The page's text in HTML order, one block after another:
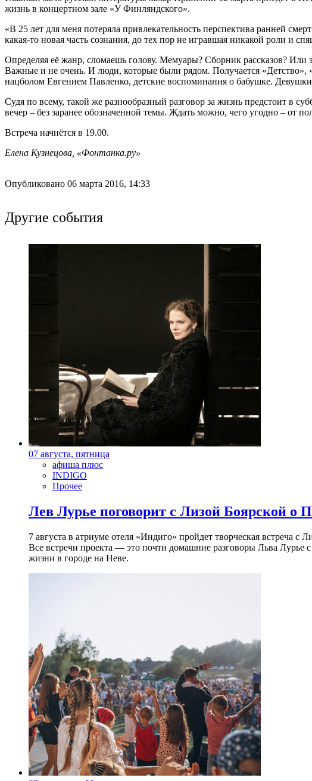
жизнь в концертном зале «У Финляндского».
«В 25 лет для меня потеряла привлекательность перспектива ранней
какая-то новая часть сознания, до тех пор не игравшая никакой роли и
Определяя её жанр, сломаешь голову. Мемуары? Сборник рассказов?
Важные и не очень. И люди, которые были рядом. Получается
нацболом Евгением Павленко, детские воспоминания о бабушке.
Судя по всему, такой же разнообразный разговор за жизнь предстоит в
вечер – без заранее обозначенной темы. Ждать можно, чего угодно – от
Встреча начнётся в 19.00.
Елена Кузнецова, «Фонтанка.ру»
Опубликовано 06 марта 2016, 14:33
Другие события
07 августа, пятница
афиша плюс
INDIGO
Прочее
Лев Лурье поговорит с Лизой Боярской о
7 августа в атриуме отеля «Индиго» пройдет творческая встреча
Все встречи проекта — это почти домашние разговоры Льва
жизни в городе на Неве.